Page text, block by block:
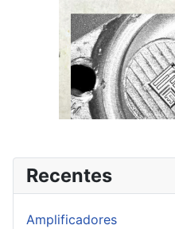
Recentes
Amplificadores